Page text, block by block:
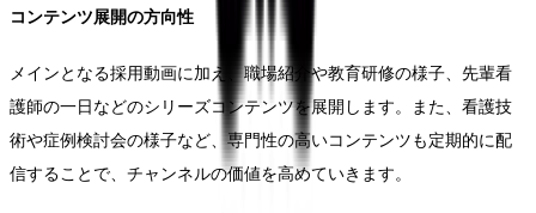
コンテンツ展開の方向性
メインとなる採用動画に加え、職場紹介や教育研修の様子、先輩看
護師の一日などのシリーズコンテンツを展開します。また、看護技
術や症例検討会の様子など、専門性の高いコンテンツも定期的に配
信することで、チャンネルの価値を高めていきます。